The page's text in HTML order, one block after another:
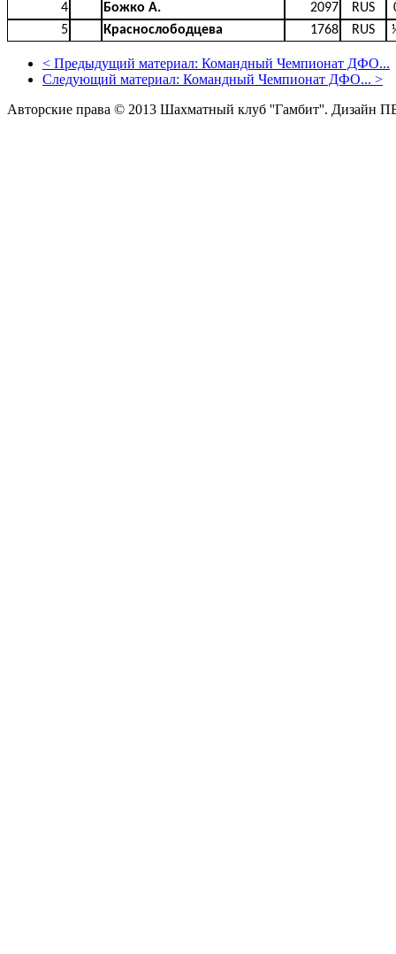
4 Божко А. 2097 RUS
5
Краснослободцева 1768 RUS
< Предыдущий материал: Командный Чемпионат ДФО...
Следующий материал: Командный Чемпионат ДФО... >
Авторские права © 2013 Шахматный клуб ''Гамбит''. Дизайн